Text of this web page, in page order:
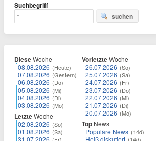
Suchbegriff
suchen
DieseWoche
08.08.2026 (Heute)
07.08.2026 (Gestern)
06.08.2026 (Do)
05.08.2026 (Mi)
04.08.2026 (Di)
03.08.2026 (Mo)
LetzteWoche
02.08.2026 (So)
01.08.2026 (Sa)
31.07.2026
VorletzteWoche
26.07.2026 (So)
25.07.2026 (Sa)
24.07.2026 (Fr)
23.07.2026 (Do)
22.07.2026 (Mi)
21.07.2026 (Di)
20.07.2026 (Mo)
Top News
Populäre News (14d)
Heiß diskutiert